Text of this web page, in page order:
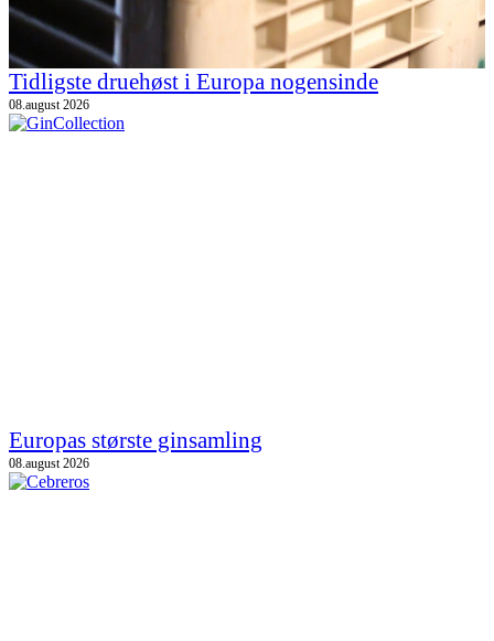
Tidligste druehøst i Europa nogensinde
08.august 2026
Europas største ginsamling
08.august 2026